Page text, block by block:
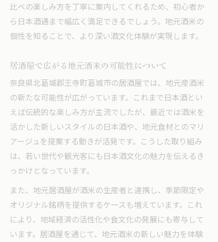
比べの楽しみ方を丁寧に案内してくれるため、初心者か
ら日本酒通まで幅広く満足できるでしょう。地元酒米の
個性を知ることで、より深い酒文化体験が実現します。
居酒屋で広がる地元酒米の可能性について
奈良県北葛城郡王寺町葛城市の居酒屋では、地元産酒米
の新たな可能性が広がっています。これまで日本酒とい
えば伝統的な楽しみ方が主流でしたが、最近では酒米を
活かした新しいスタイルの日本酒や、地元食材とのマリ
アージュを提案する動きが活発です。こうした取り組み
は、若い世代や観光客にも日本酒文化の魅力を伝えるき
っかけとなっています。
また、地元居酒屋が酒米の生産者と連携し、季節限定や
オリジナル銘柄を提供するケースも増えています。これ
により、地域経済の活性化や食文化の発展にも寄与して
います。居酒屋を通じて、地元酒米の新しい魅力を体験